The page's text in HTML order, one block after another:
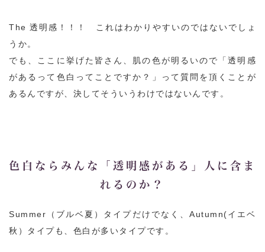
The 透明感！！！ これはわかりやすいのではないでしょ
うか。
でも、ここに挙げた皆さん、肌の色が明るいので「透明感
があるって色白ってことですか？」って質問を頂くことが
あるんですが、決してそういうわけではないんです。
色白ならみんな「透明感がある」人に含ま
れるのか？
Summer（ブルベ夏）タイプだけでなく、Autumn(イエベ
秋）タイプも、色白が多いタイプです。